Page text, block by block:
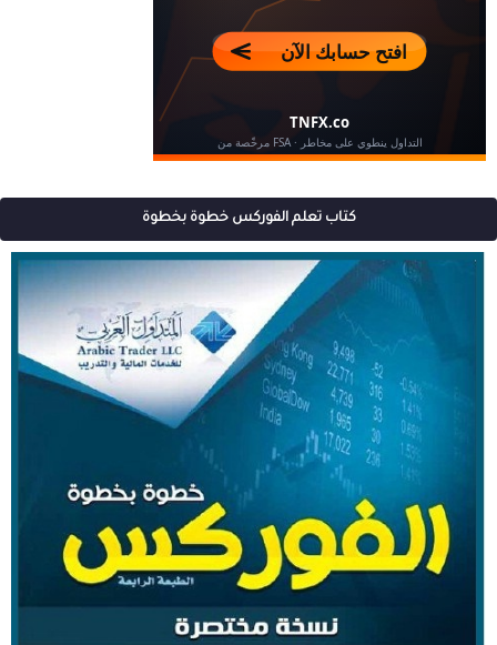
كتاب تعلم الفوركس خطوة بخطوة